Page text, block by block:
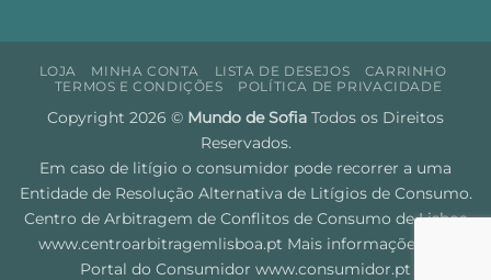
LOJA MINHA CONTA LISTA DE DESEJOS
CARRINHO
TERMOS E CONDIÇÕES
POLÍTICA DE PRIVACIDADE
Copyright 2026 © Mundo de Sofia Todos os Direitos
Reservados.
Em caso de litígio o consumidor pode recorrer a uma
Entidade de Resolução Alternativa de Litígios de Consumo.
Centro de Arbitragem de Conflitos de Consumo de Lisboa
www.centroarbitragemlisboa.pt Mais informações em
Portal do Consumidor www.consumidor.pt